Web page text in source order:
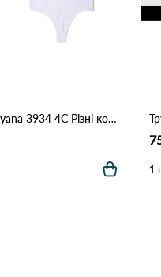
Труси жіночі Dyana 3934 4С Різні кольори
1